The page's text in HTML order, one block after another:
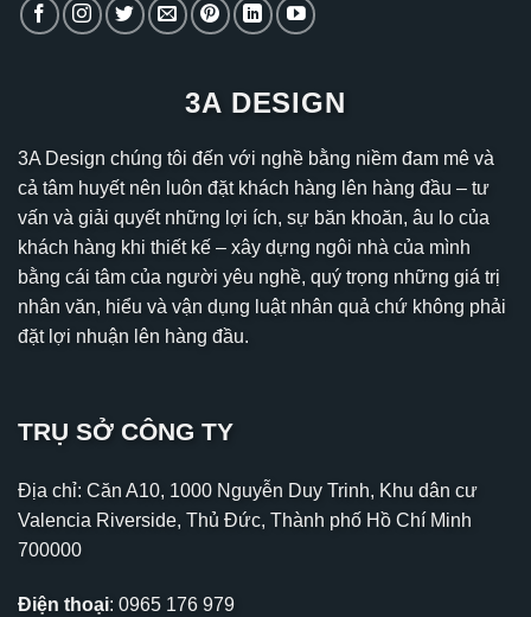
3A DESIGN
3A Design chúng tôi đến với nghề bằng niềm đam mê và
cả tâm huyết nên luôn đặt khách hàng lên hàng đầu – tư
vấn và giải quyết những lợi ích, sự băn khoăn, âu lo của
khách hàng khi thiết kế – xây dựng ngôi nhà của mình
bằng cái tâm của người yêu nghề, quý trọng những giá trị
nhân văn, hiểu và vận dụng luật nhân quả chứ không phải
đặt lợi nhuận lên hàng đầu.
TRỤ SỞ CÔNG TY
Địa chỉ: Căn A10, 1000 Nguyễn Duy Trinh, Khu dân cư
Valencia Riverside, Thủ Đức, Thành phố Hồ Chí Minh
700000
Điện thoại: 0965 176 979